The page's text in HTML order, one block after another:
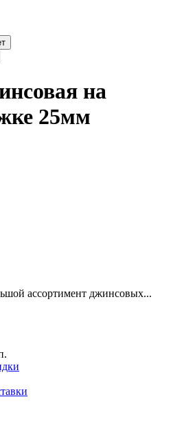
цвет
на
25мм
ассортимент джинсовых...